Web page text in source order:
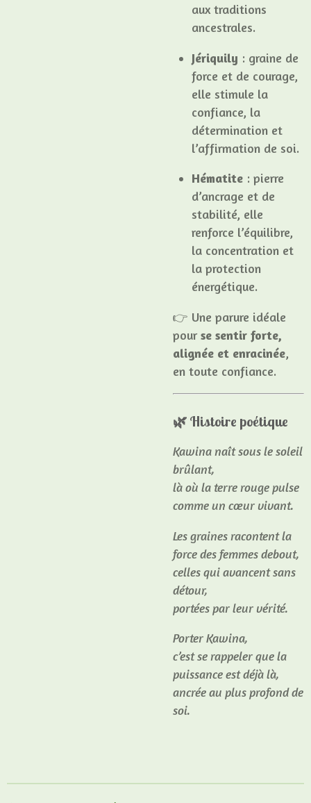
aux traditions
ancestrales.
Jériquily : graine de
force et de courage,
elle stimule la
confiance, la
détermination et
l’affirmation de soi.
Hématite: pierre
d’ancrage et de
stabilité, elle
renforce l’équilibre,
la concentration et
la protection
énergétique.
👉 Une parure idéale
pourse sentir forte,
alignée et enracinée,
en toute confiance.
🌿 Histoire poétique
Kawina naît sous le soleil
brûlant,
là où la terre rouge pulse
comme un cœur vivant.
Les graines racontent la
force des femmes debout,
celles qui avancent sans
détour,
portées par leur vérité.
Porter Kawina,
c’est se rappeler que la
puissance est déjà là,
ancrée au plus profond de
soi.